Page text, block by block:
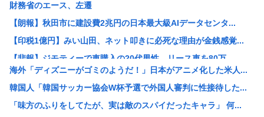
財務省のエース、左遷
【朗報】秋田市に建設費2兆円の日本最大級AIデータセンタ...
【印税1億円】みい山田、ネット叩きに必死な理由が金銭感覚...
【悲報】ジモティーで車購入の20代男性、リース車を80万...
珍しく南北から同時に叩かれた日本 韓国からは「領土問題」...
パヨク「アジア人民、中国人民と連帯して戦おー！悪政高市を...
みんなで大家さん「成田は日本の下町が開発したゴミをエネル...
海外「ディズニーがゴミのようだ！」日本がアニメ化した米人...
韓国人「韓国サッカー協会W杯予選で外国人審判に性接待した...
「味方のふりをしてたが、実は敵のスパイだったキャラ」 何...